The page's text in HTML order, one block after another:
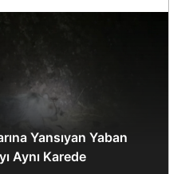
Yansıyan Yaban
Aynı Karede